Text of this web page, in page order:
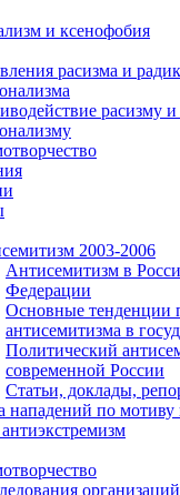
и ксенофобия
расизма и
расизму
2003-2006
Антисемитизм в
Федерации
Основные тенденции
антисемитизма в
Политический
современной России
Статьи, доклады,
нападений по мотиву